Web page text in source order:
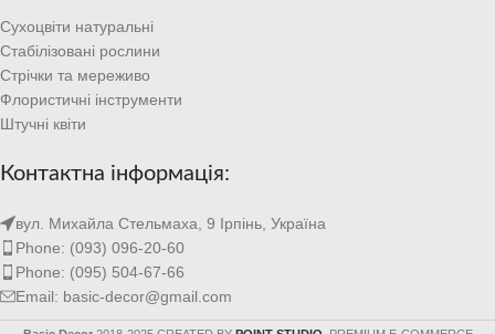
Сухоцвіти натуральні
Стабілізовані рослини
Стрічки та мереживо
Флористичні інструменти
Штучні квіти
Контактна інформація:
вул. Михайла Стельмаха, 9 Ірпінь, Україна
Phone: (093) 096-20-60
Phone: (095) 504-67-66
Email: basic-decor@gmail.com